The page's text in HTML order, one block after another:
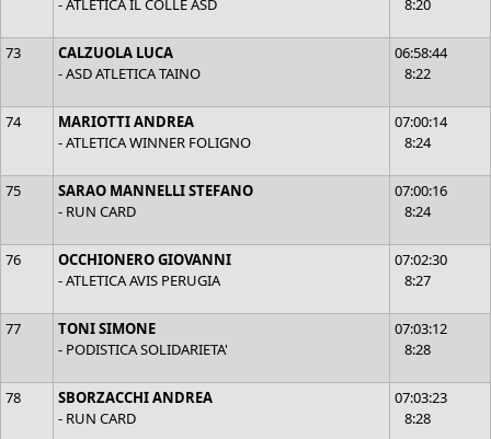
- ATLETICA IL COLLE ASD
8:20
73
CALZUOLA LUCA
- ASD ATLETICA TAINO
06:58:44
8:22
74
MARIOTTI ANDREA
- ATLETICA WINNER FOLIGNO
07:00:14
8:24
75
SARAO MANNELLI STEFANO
- RUN CARD
07:00:16
8:24
76
OCCHIONERO GIOVANNI
- ATLETICA AVIS PERUGIA
07:02:30
8:27
77
TONI SIMONE
- PODISTICA SOLIDARIETA'
07:03:12
8:28
78
SBORZACCHI ANDREA
- RUN CARD
07:03:23
8:28